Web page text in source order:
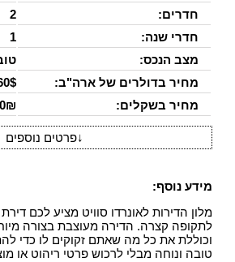
חדרים:
2
חדרי שנה:
1
מצב הנכס:
מחיר בדולרים של ארה"ב:
מחיר בשקלים:
↓פרטים נוספים
מידע נוסף:
לתקופה קצרה. הדירה מעוצבת בצורה
וכוללת את כל מה שאתם זקוקים לו כדי
טובה ונוחה מבלי לרכוש פרטי ריהוט או